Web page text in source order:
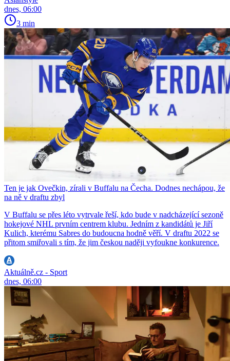
dnes, 06:00
3 min
Ten je jak Ovečkin, zírali v Buffalu na Čecha. Dodnes nechápou, že
na ně v draftu zbyl
V Buffalu se přes léto vytrvale řeší, kdo bude v nadcházející sezoně
hokejové NHL prvním centrem klubu. Jedním z kandidátů je Jiří
Kulich, kterému Sabres do budoucna hodně věří. V draftu 2022 se
přitom smiřovali s tím, že jim českou naději vyfoukne konkurence.
Aktuálně.cz - Sport
dnes, 06:00